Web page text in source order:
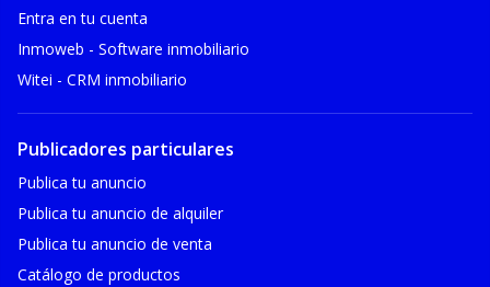
Entra en tu cuenta
Inmoweb - Software inmobiliario
Witei - CRM inmobiliario
Publicadores particulares
Publica tu anuncio
Publica tu anuncio de alquiler
Publica tu anuncio de venta
Catálogo de productos